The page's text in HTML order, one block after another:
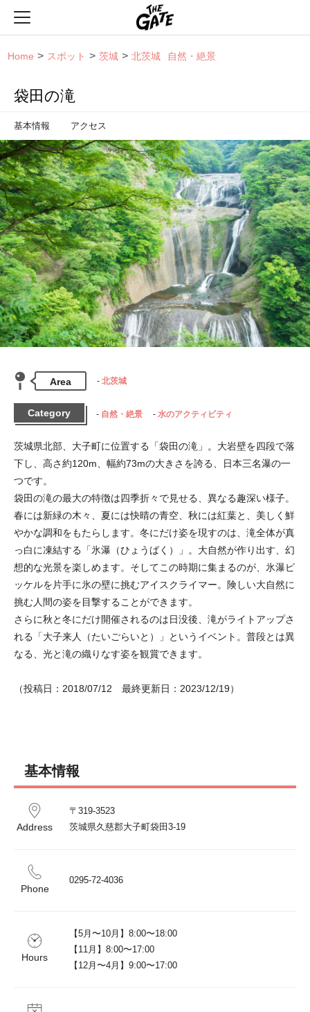
Home スポット 茨城 北茨城 自然・絶景
袋田の滝
基本情報 アクセス
Area 北茨城
Category 自然・絶景 水のアクティビティ
茨城県北部、大子町に位置する「袋田の滝」。大岩壁を四段で落
下し、高さ約120m、幅約73mの大きさを誇る、日本三名瀑の一
つです。
袋田の滝の最大の特徴は四季折々で見せる、異なる趣深い様子。
春には新緑の木々、夏には快晴の青空、秋には紅葉と、美しく鮮
やかな調和をもたらします。冬にだけ姿を現すのは、滝全体が真
っ白に凍結する「氷瀑（ひょうばく）」。大自然が作り出す、幻
想的な光景を楽しめます。そしてこの時期に集まるのが、氷瀑ピ
ッケルを片手に氷の壁に挑むアイスクライマー。険しい大自然に
挑む人間の姿を目撃することができます。
さらに秋と冬にだけ開催されるのは日没後、滝がライトアップさ
れる「大子来人（たいごらいと）」というイベント。普段とは異
なる、光と滝の織りなす姿を観賞できます。
（投稿日：2018/07/12　最終更新日：2023/12/19）
基本情報
Address
〒319-3523
茨城県久慈郡大子町袋田3-19
Phone
0295-72-4036
Hours
【5月〜10月】8:00〜18:00
【11月】8:00〜17:00